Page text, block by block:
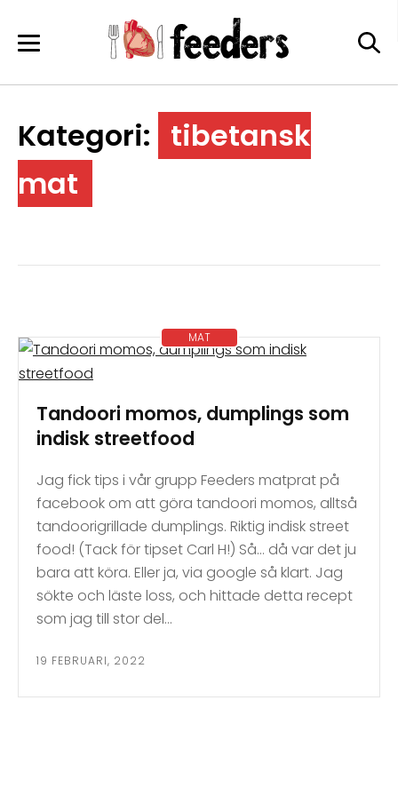
Kategori: tibetansk
mat
MAT
Tandoori momos, dumplings som
indisk streetfood
Jag fick tips i vår grupp Feeders matprat på
facebook om att göra tandoori momos, alltså
tandoorigrillade dumplings. Riktig indisk street
food! (Tack för tipset Carl H!) Så… då var det ju
bara att köra. Eller ja, via google så klart. Jag
sökte och läste loss, och hittade detta recept
som jag till stor del…
19 FEBRUARI, 2022